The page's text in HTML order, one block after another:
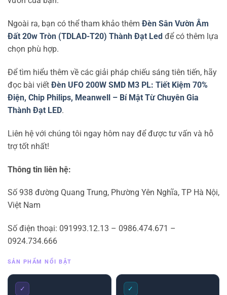
Ngoài ra, bạn có thể tham khảo thêm Đèn Sân Vườn Âm
Đất 20w Tròn (TDLAD-T20) Thành Đạt Led để có thêm lựa
chọn phù hợp.
Để tìm hiểu thêm về các giải pháp chiếu sáng tiên tiến, hãy
đọc bài viết Đèn UFO 200W SMD M3 PL: Tiết Kiệm 70%
Điện, Chip Philips, Meanwell – Bí Mật Từ Chuyên Gia
Thành Đạt LED.
Liên hệ với chúng tôi ngay hôm nay để được tư vấn và hỗ
trợ tốt nhất!
Thông tin liên hệ:
Số 938 đường Quang Trung, Phường Yên Nghĩa, TP Hà Nội,
Việt Nam
Số điện thoại: 091993.12.13 – 0986.474.671 –
0924.734.666
SẢN PHẨM NỔI BẬT
✓ ✓